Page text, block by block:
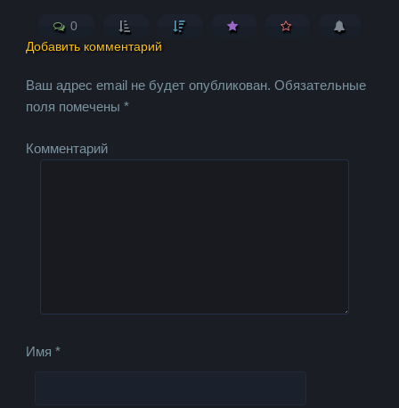
0
Добавить комментарий
Ваш адрес email не будет опубликован. Обязательные
поля помечены*
Комментарий
Имя*